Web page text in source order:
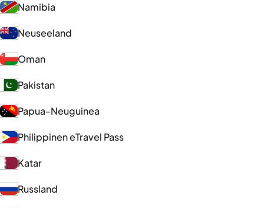
Namibia
Neuseeland
Oman
Pakistan
Papua-Neuguinea
Philippinen eTravel Pass
Katar
Russland